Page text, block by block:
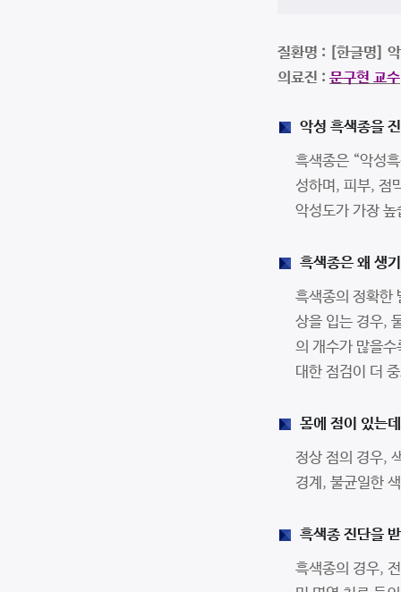
질환명 : [한글명]
의료진 : 문구현 교수
악성 흑색종을
흑색종은 “악성
성하며, 피부, 점
악성도가 가장 높
흑색종은 왜 생
흑색종의 정확한
상을 입는 경우,
의 개수가 많을
대한 점검이 더
몸에 점이 있는
정상 점의 경우,
경계, 불균일한
흑색종 진단을
흑색종의 경우,